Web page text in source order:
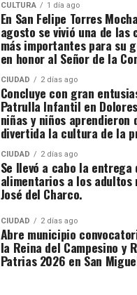
CULTURA 1 día ago
En San Felipe Torres
agosto se vivió una de las
más importantes para su
en honor al Señor de la
CIUDAD 2 días ago
Concluye con gran
Patrulla Infantil en
niñas y niños aprendieron
divertida la cultura de la
CIUDAD 2 días ago
Se llevó a cabo la entrega
alimentarios a los adultos
José del Charco.
CIUDAD 2 días ago
Abre municipio
la Reina del Campesino y
Patrias 2026 en San